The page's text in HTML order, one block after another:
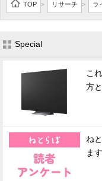
TOP > リサーチ > ラ
Special
こ
方
ね
ます